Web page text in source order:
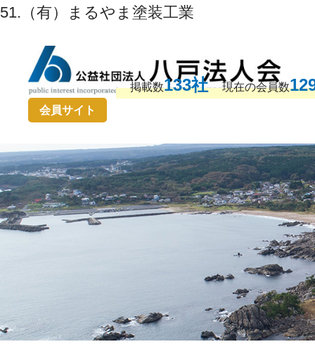
51.（有）まるやま塗装工業
会員サイト
掲載数133社 現在の会員数